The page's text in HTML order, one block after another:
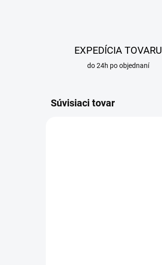
EXPEDÍCIA TOVARU
do 24h po objednaní
Súvisiaci tovar